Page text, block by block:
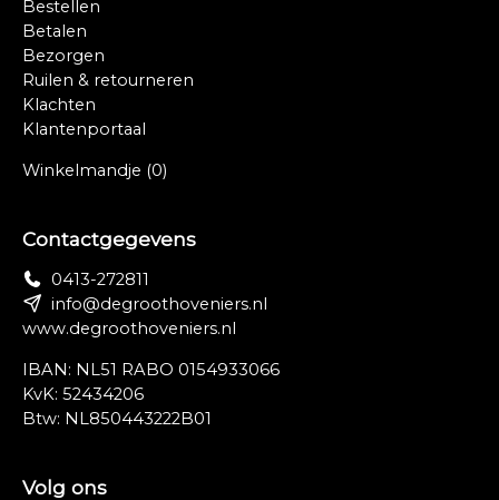
Bestellen
Betalen
Bezorgen
Ruilen & retourneren
Klachten
Klantenportaal
Winkelmandje (0)
Contactgegevens
0413-272811
info@degroothoveniers.nl
www.degroothoveniers.nl
IBAN: NL51 RABO 0154933066
KvK: 52434206
Btw: NL850443222B01
Volg ons